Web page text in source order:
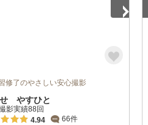
修了のやさしい安心撮影
やすひと
影実績88回
4.94
66件